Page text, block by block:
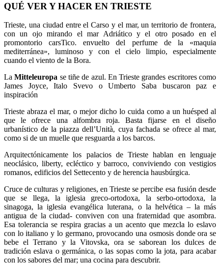
QUÉ VER Y HACER EN TRIESTE
Trieste, una ciudad entre el Carso y el mar, un territorio de frontera,
con un ojo mirando el mar Adriático y el otro posado en el
promontorio carsTico. envuelto del perfume de la «maquia
mediterránea», luminoso y con el cielo limpio, especialmente
cuando el viento de la Bora.
LaMitteleuropa se tiñe de azul. En Trieste grandes escritores como
James Joyce, Italo Svevo o Umberto Saba buscaron paz e
inspiración
Trieste abraza el mar, o mejor dicho lo cuida como a un huésped al
que le ofrece una alfombra roja. Basta fijarse en el diseño
urbanístico de la piazza dell’Unità, cuya fachada se ofrece al mar,
como si de un muelle que resguarda a los barcos.
Arquitectónicamente los palacios de Trieste hablan en lenguaje
neoclásico, liberty, ecléctico y barroco, conviviendo con vestigios
romanos, edificios del Settecento y de herencia hausbúrgica.
Cruce de culturas y religiones, en Trieste se percibe esa fusión desde
que se llega, la iglesia greco-ortodoxa, la serbo-ortodoxa, la
sinagoga, la iglesia evangélica luterana, o la helvética – la más
antigua de la ciudad- conviven con una fraternidad que asombra.
Esa tolerancia se respira gracias a un acento que mezcla lo eslavo
con lo italiano y lo germano, provocando una osmosis donde ora se
bebe el Terrano y la Vitovska, ora se saborean los dulces de
tradición eslava o germánica, o las sopas como la jota, para acabar
con los sabores del mar; una cocina para descubrir.